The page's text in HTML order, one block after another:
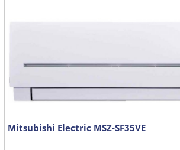
Mitsubishi Electric MSZ-SF35VE